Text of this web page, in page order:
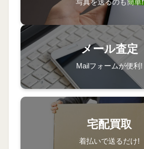
メール査定
Mailフォームが便利!
宅配買取
着払いで送るだけ!